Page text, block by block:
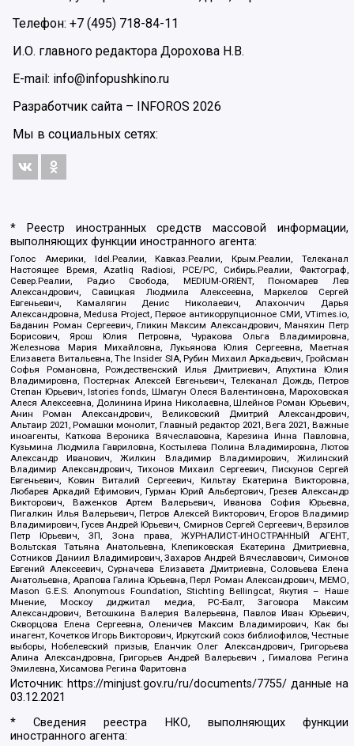
Телефон: +7 (495) 718-84-11
И.О. главного редактора Дорохова Н.В.
E-mail: info@infopushkino.ru
Разработчик сайта – INFOROS 2026
Мы в социальных сетях:
* Реестр иностранных средств массовой информации,
выполняющих функции иностранного агента:
Голос Америки, Idel.Реалии, Кавказ.Реалии, Крым.Реалии, Телеканал
Настоящее Время, Azatliq Radiosi, PCE/PC, Сибирь.Реалии, Фактограф,
Север.Реалии, Радио Свобода, MEDIUM-ORIENT, Пономарев Лев
Александрович, Савицкая Людмила Алексеевна, Маркелов Сергей
Евгеньевич, Камалягин Денис Николаевич, Апахончич Дарья
Александровна, Medusa Project, Первое антикоррупционное СМИ, VTimes.io,
Баданин Роман Сергеевич, Гликин Максим Александрович, Маняхин Петр
Борисович, Ярош Юлия Петровна, Чуракова Ольга Владимировна,
Железнова Мария Михайловна, Лукьянова Юлия Сергеевна, Маетная
Елизавета Витальевна, The Insider SIA, Рубин Михаил Аркадьевич, Гройсман
Софья Романовна, Рождественский Илья Дмитриевич, Апухтина Юлия
Владимировна, Постернак Алексей Евгеньевич, Телеканал Дождь, Петров
Степан Юрьевич, Istories fonds, Шмагун Олеся Валентиновна, Мароховская
Алеся Алексеевна, Долинина Ирина Николаевна, Шлейнов Роман Юрьевич,
Анин Роман Александрович, Великовский Дмитрий Александрович,
Альтаир 2021, Ромашки монолит, Главный редактор 2021, Вега 2021, Важные
иноагенты, Каткова Вероника Вячеславовна, Карезина Инна Павловна,
Кузьмина Людмила Гавриловна, Костылева Полина Владимировна, Лютов
Александр Иванович, Жилкин Владимир Владимирович, Жилинский
Владимир Александрович, Тихонов Михаил Сергеевич, Пискунов Сергей
Евгеньевич, Ковин Виталий Сергеевич, Кильтау Екатерина Викторовна,
Любарев Аркадий Ефимович, Гурман Юрий Альбертович, Грезев Александр
Викторович, Важенков Артем Валерьевич, Иванова София Юрьевна,
Пигалкин Илья Валерьевич, Петров Алексей Викторович, Егоров Владимир
Владимирович, Гусев Андрей Юрьевич, Смирнов Сергей Сергеевич, Верзилов
Петр Юрьевич, ЗП, Зона права, ЖУРНАЛИСТ-ИНОСТРАННЫЙ АГЕНТ,
Вольтская Татьяна Анатольевна, Клепиковская Екатерина Дмитриевна,
Сотников Даниил Владимирович, Захаров Андрей Вячеславович, Симонов
Евгений Алексеевич, Сурначева Елизавета Дмитриевна, Соловьева Елена
Анатольевна, Арапова Галина Юрьевна, Перл Роман Александрович, МЕМО,
Mason G.E.S. Anonymous Foundation, Stichting Bellingcat, Якутия – Наше
Мнение, Москоу диджитал медиа, РС-Балт, Заговора Максим
Александрович, Ветошкина Валерия Валерьевна, Павлов Иван Юрьевич,
Скворцова Елена Сергеевна, Оленичев Максим Владимирович, Как бы
инагент, Кочетков Игорь Викторович, Иркутский союз библиофилов, Честные
выборы, Нобелевский призыв, Еланчик Олег Александрович, Григорьева
Алина Александровна, Григорьев Андрей Валерьевич , Гималова Регина
Эмилевна, Хисамова Регина Фаритовна
Источник: https://minjust.gov.ru/ru/documents/7755/ данные на
03.12.2021
* Сведения реестра НКО, выполняющих функции
иностранного агента: